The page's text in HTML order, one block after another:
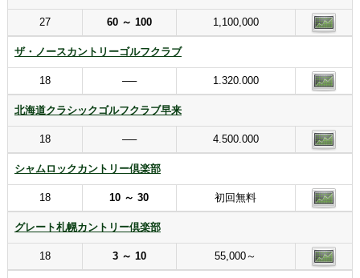
27 60 ～ 100 1,100,000
ザ・ノースカントリーゴルフクラブ
18 ── 1.320.000
北海道クラシックゴルフクラブ早来
18 ── 4.500.000
シャムロックカントリー倶楽部
18 10 ～ 30 初回無料
グレート札幌カントリー倶楽部
18 3 ～ 10 55,000～